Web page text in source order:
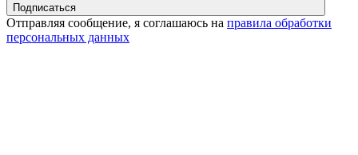
Подписаться
Отправляя сообщение, я соглашаюсь на правила обработки
персональных данных